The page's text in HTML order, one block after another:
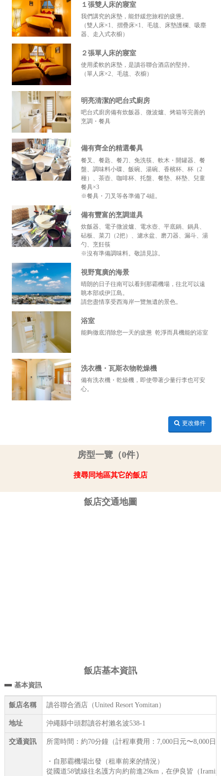
１張雙人床的寢室
我們講究的床墊，能舒緩您旅程的疲憊。
（雙人床×1、摺疊床×1、毛毯、床墊護欄、吸塵
器、走入式衣櫥）
２張單人床的寢室
使用柔軟的床墊，是讀谷聯合酒店的堅持。
（單人床×2、毛毯、衣櫥）
明亮清潔的吧台式廚房
吧台式廚房備有炊飯器、微波爐、烤箱等完善的
烹調・餐具
備有齊全的精選餐具
餐叉、餐匙、餐刀、免洗筷、軟木・開罐器、餐
盤、調味料小碟、飯碗、湯碗、香檳杯、杯（2
種）、茶壺、咖啡杯、托盤、餐墊、杯墊、兒童
餐具×3
※餐具・刀叉等各準備了4組。
備有豐富的烹調道具
炊飯器、電子微波爐、電水壺、平底鍋、鍋具、
砧板、菜刀（2把）、濾水盆、磨刀器、漏斗、湯
勺、烹飪筷
※沒有準備調味料。敬請見諒。
視野寬廣的海景
晴朗的日子往南可以看到那霸機場，往北可以遠
眺本部或伊江島。
請您盡情享受西海岸一覽無遺的景色。
浴室
能夠徹底消除您一天的疲憊 乾淨而具機能的浴室
洗衣機・瓦斯衣物乾燥機
備有洗衣機・乾燥機，即使帶著少量行李也可安
心。
更改條件
房型一覽（0件）
搜尋同地區其它的飯店
飯店交通地圖
飯店基本資訊
基本資訊
飯店名稱 讀谷聯合酒店（United Resort Yomitan）
地址 沖繩縣中頭郡讀谷村瀨名波538-1
交通資訊 所需時間：約70分鐘（計程車費用：7,000日元〜8,000日
・自那霸機場出發（租車前來的情況）
從國道58號線往名護方向約前進29km，在伊良皆（